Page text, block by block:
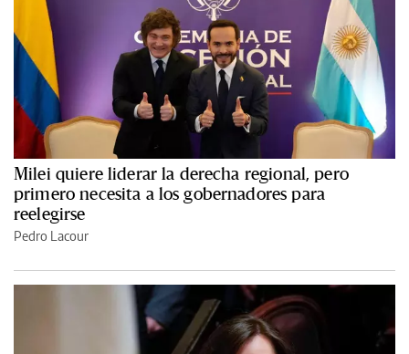
Milei quiere liderar la derecha regional, pero
primero necesita a los gobernadores para
reelegirse
Pedro Lacour